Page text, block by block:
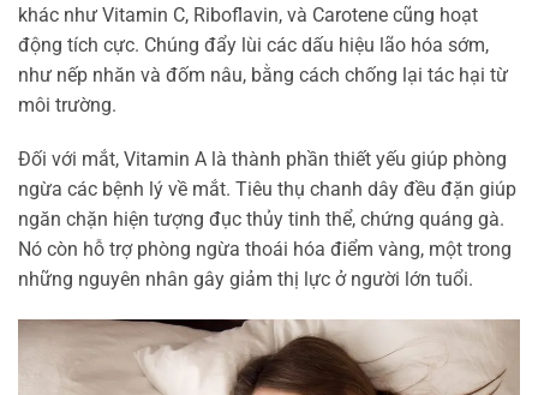
khác như Vitamin C, Riboflavin, và Carotene cũng hoạt
động tích cực. Chúng đẩy lùi các dấu hiệu lão hóa sớm,
như nếp nhăn và đốm nâu, bằng cách chống lại tác hại từ
môi trường.
Đối với mắt, Vitamin A là thành phần thiết yếu giúp phòng
ngừa các bệnh lý về mắt. Tiêu thụ chanh dây đều đặn giúp
ngăn chặn hiện tượng đục thủy tinh thể, chứng quáng gà.
Nó còn hỗ trợ phòng ngừa thoái hóa điểm vàng, một trong
những nguyên nhân gây giảm thị lực ở người lớn tuổi.